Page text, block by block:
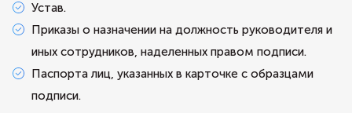
Устав.
Приказы о назначении на должность руководителя и
иных сотрудников, наделенных правом подписи.
Паспорта лиц, указанных в карточке с образцами
подписи.